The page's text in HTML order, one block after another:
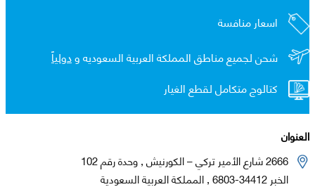
اسعار منافسة
شحن لجميع مناطق المملكة العربية السعوديه ودولياً
كتالوج متكامل لقطع الغيار
العنوان
2666 شارع الأمير تركي – الكورنيش , وحدة رقم 102
الخبر 34412-6803 , المملكة العربية السعودية